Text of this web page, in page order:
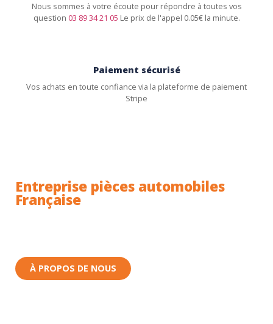
Nous sommes à votre écoute pour répondre à toutes vos
question 03 89 34 21 05 Le prix de l'appel 0.05€ la minute.
Paiement sécurisé
Vos achats en toute confiance via la plateforme de paiement
Stripe
Entreprise pièces automobiles
Française
À PROPOS DE NOUS